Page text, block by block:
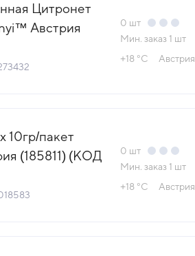
Цитронет
Австрия
0 шт
Мин. заказ 1 шт
+18 °С
Австрия
10гр/пакет
(185811) (КОД
0 шт
Мин. заказ 1 шт
+18 °С
Австрия